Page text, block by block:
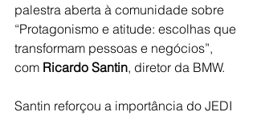
palestra aberta à comunidade sobre
“Protagonismo e atitude: escolhas que
transformam pessoas e negócios”,
com Ricardo Santin, diretor da BMW.
Santin reforçou a importância do JEDI